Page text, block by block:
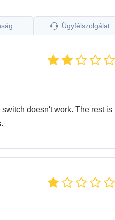
Ügyfélszolgálat
doesn't work. The rest is